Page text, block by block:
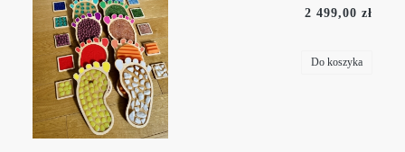
2 499,00 zł
Do koszyka